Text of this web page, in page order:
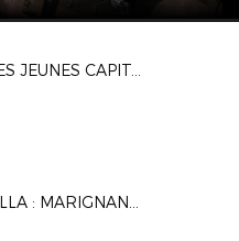
RÉUNION DES JEUNES CAPITAINES MÉDITERRANÉENS
GAMBARDELLA : MARIGNANE GIGNAC FC / AS MONACO